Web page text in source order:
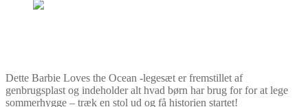
Dette Barbie Loves the Ocean -legesæt er fremstillet af
genbrugsplast og indeholder alt hvad børn har brug for for at lege
sommerhygge – træk en stol ud og få historien startet!